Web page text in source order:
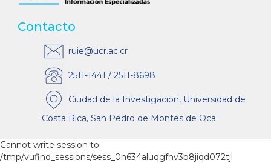
Contacto
ruie@ucr.ac.cr
2511-1441 / 2511-8698
Ciudad de la Investigación, Universidad de
Costa Rica, San Pedro de Montes de Oca.
Cannot write session to
/tmp/vufind_sessions/sess_0n634aluqgfhv3b8jiqd072tjl